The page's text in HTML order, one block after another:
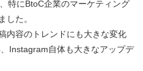
特にBtoC企業のマーケティング
した。
内容のトレンドにも大きな変化
Instagram自体も大きなアップデ